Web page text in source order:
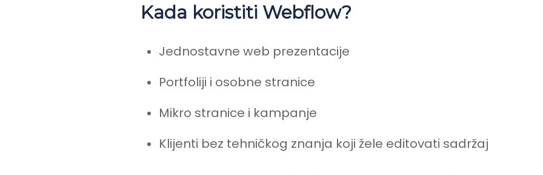
Kada koristiti Webflow?
Jednostavne web prezentacije
Portfoliji i osobne stranice
Mikro stranice i kampanje
Klijenti bez tehničkog znanja koji žele editovati sadržaj